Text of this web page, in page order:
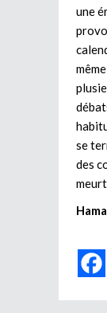
une
se
des